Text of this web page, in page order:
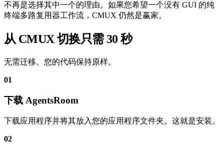
不再是选择其中一个的理由。如果您希望一个没有 GUI 的纯
终端多路复用器工作流，CMUX 仍然是赢家。
从 CMUX 切换只需 30 秒
无需迁移。您的代码保持原样。
01
下载 AgentsRoom
下载应用程序并将其放入您的应用程序文件夹。这就是安装。
02